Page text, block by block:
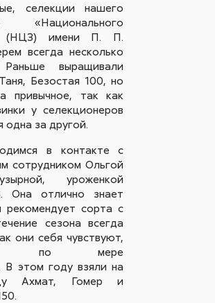
селекции нашего
«Национального
(НЦЗ) имени П. П.
всегда несколько
Раньше выращивали
Безостая 100, но
привычное, так как
у селекционеров
за другой.
в контакте с
сотрудником Ольгой
уроженкой
Она отлично знает
рекомендует сорта с
сезона всегда
они себя чувствуют,
по мере
В этом году взяли на
Ахмат, Гомер и